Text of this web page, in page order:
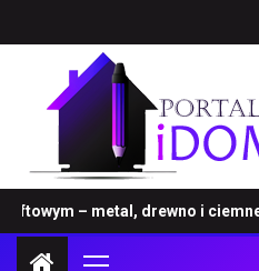
– metal, drewno i ciemne